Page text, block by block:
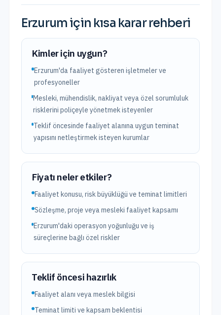
Erzurum için kısa karar rehberi
Kimler için uygun?
Erzurum'da faaliyet gösteren işletmeler ve
profesyoneller
Mesleki, mühendislik, nakliyat veya özel sorumluluk
risklerini poliçeyle yönetmek isteyenler
Teklif öncesinde faaliyet alanına uygun teminat
yapısını netleştirmek isteyen kurumlar
Fiyatı neler etkiler?
Faaliyet konusu, risk büyüklüğü ve teminat limitleri
Sözleşme, proje veya mesleki faaliyet kapsamı
Erzurum'daki operasyon yoğunluğu ve iş
süreçlerine bağlı özel riskler
Teklif öncesi hazırlık
Faaliyet alanı veya meslek bilgisi
Teminat limiti ve kapsam beklentisi